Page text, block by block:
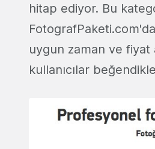
hitap ediyor. Bu
uygun zaman ve fiyat
kullanıcılar